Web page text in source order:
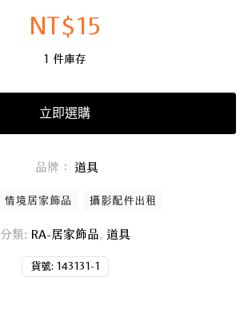
NT$15
1 件庫存
立即選購
貨號: 143131-1
分類: RA-居家飾品 , 道具
情境居家飾品 攝影配件出租
品牌： 道具